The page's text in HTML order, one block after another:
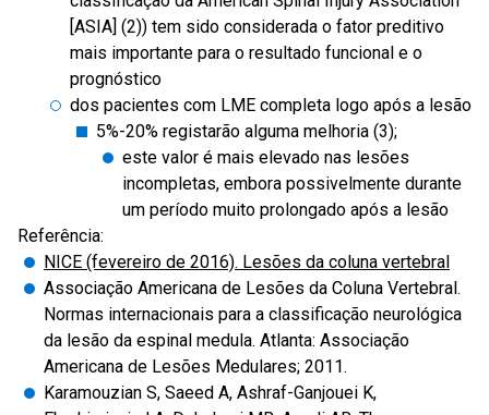
[ASIA] (2)) tem sido considerada o fator preditivo
mais importante para o resultado funcional e o
prognóstico
dos pacientes com LME completa logo após a lesão
5%-20% registarão alguma melhoria (3);
este valor é mais elevado nas lesões
incompletas, embora possivelmente durante
um período muito prolongado após a lesão
Referência:
NICE (fevereiro de 2016). Lesões da coluna vertebral
Associação Americana de Lesões da Coluna Vertebral.
Normas internacionais para a classificação neurológica
da lesão da espinal medula. Atlanta: Associação
Americana de Lesões Medulares; 2011.
Karamouzian S, Saeed A, Ashraf-Ganjouei K,